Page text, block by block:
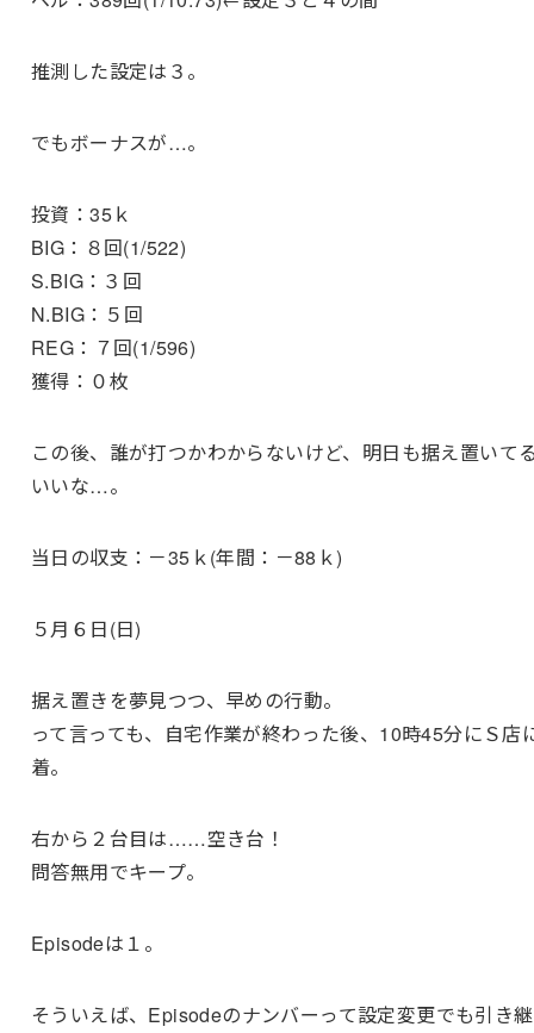
推測した設定は３。
でもボーナスが…。
投資：35ｋ
BIG：８回(1/522)
S.BIG：３回
N.BIG：５回
REG：７回(1/596)
獲得：０枚
この後、誰が打つかわからないけど、明日も据え置いて
いいな…。
当日の収支：－35ｋ(年間：－88ｋ)
５月６日(日)
据え置きを夢見つつ、早めの行動。
って言っても、自宅作業が終わった後、10時45分にＳ店
着。
右から２台目は……空き台！
問答無用でキープ。
Episodeは１。
そういえば、Episodeのナンバーって設定変更でも引き